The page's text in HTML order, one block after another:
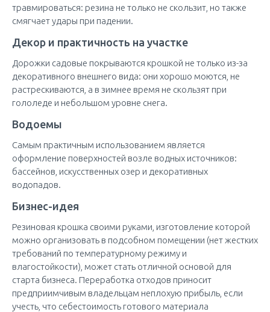
травмироваться: резина не только не скользит, но также
смягчает удары при падении.
Декор и практичность на участке
Дорожки садовые покрываются крошкой не только из-за
декоративного внешнего вида: они хорошо моются, не
растрескиваются, а в зимнее время не скользят при
гололеде и небольшом уровне снега.
Водоемы
Самым практичным использованием является
оформление поверхностей возле водных источников:
бассейнов, искусственных озер и декоративных
водопадов.
Бизнес-идея
Резиновая крошка своими руками, изготовление которой
можно организовать в подсобном помещении (нет жестких
требований по температурному режиму и
влагостойкости), может стать отличной основой для
старта бизнеса. Переработка отходов приносит
предприимчивым владельцам неплохую прибыль, если
учесть, что себестоимость готового материала